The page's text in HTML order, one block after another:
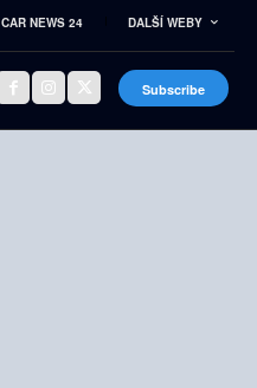
CAR NEWS 24 DALŠÍ WEBY
Subscribe